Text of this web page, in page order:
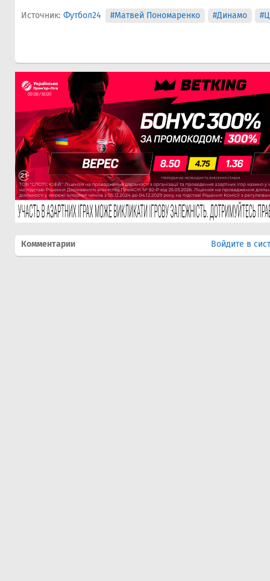
Источник: Футбол24 #Матвей Пономаренко #Динамо
Комментарии Войдите в